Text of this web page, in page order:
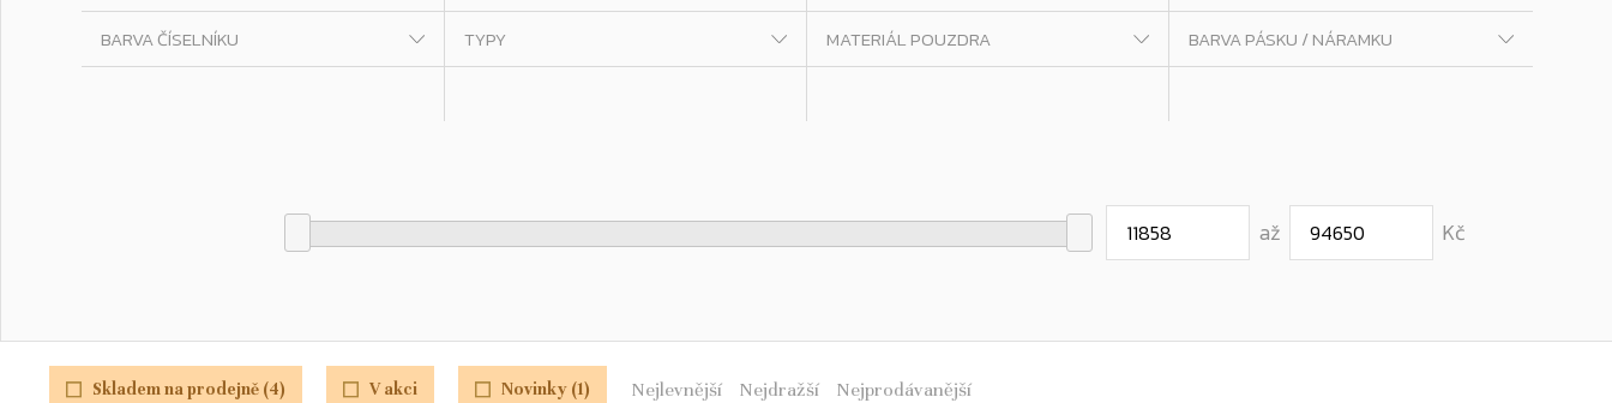
BARVA ČÍSELNÍKU
TYPY MATERIÁL POUZDRA BARVA PÁSKU / NÁRAMKU
až Kč
Skladem na prodejně (4) V akci Novinky (1) Nejlevnější Nejdražší Nejprodávanější